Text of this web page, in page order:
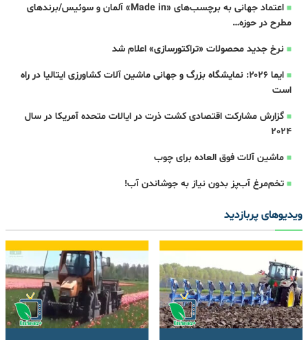
اعتماد جهانی به برچسب‌های «Made in» آلمان و سوئیس/برندهای
مطرح در حوزه…
نرخ جدید محصولات «تراکتورسازی» اعلام شد
ایما ۲۰۲۶: نمایشگاه بزرگ و جهانی ماشین آلات کشاورزی ایتالیا در راه
است
گزارش مشارکت اقتصادی کشت ذرت در ایالات متحده آمریکا در سال
2024
ماشین آلات فوق العاده برای چوب
تخم‌مرغ آب‌پز بدون نیاز به جوشاندن آب!
ویدیوهای پربازدید